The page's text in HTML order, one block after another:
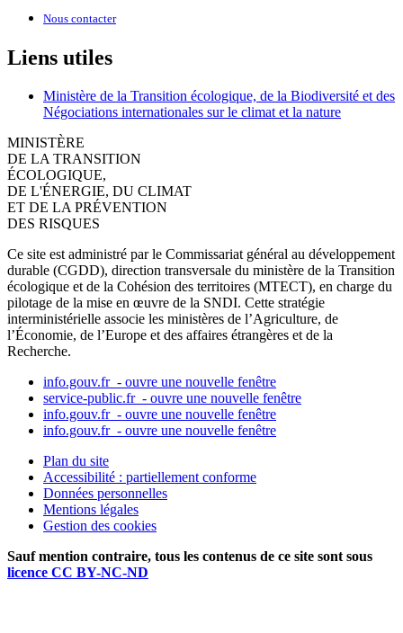
Nous contacter
Liens utiles
Ministère de la Transition écologique, de la Biodiversité et des
Négociations internationales sur le climat et la nature
MINISTÈRE
DE LA TRANSITION
ÉCOLOGIQUE,
DE L'ÉNERGIE, DU CLIMAT
ET DE LA PRÉVENTION
DES RISQUES
Ce site est administré par le Commissariat général au développement
durable (CGDD), direction transversale du ministère de la Transition
écologique et de la Cohésion des territoires (MTECT), en charge du
pilotage de la mise en œuvre de la SNDI. Cette stratégie
interministérielle associe les ministères de l’Agriculture, de
l’Économie, de l’Europe et des affaires étrangères et de la
Recherche.
info.gouv.fr - ouvre une nouvelle fenêtre
service-public.fr - ouvre une nouvelle fenêtre
info.gouv.fr - ouvre une nouvelle fenêtre
info.gouv.fr - ouvre une nouvelle fenêtre
Plan du site
Accessibilité : partiellement conforme
Données personnelles
Mentions légales
Gestion des cookies
Sauf mention contraire, tous les contenus de ce site sont sous
licence CC BY-NC-ND